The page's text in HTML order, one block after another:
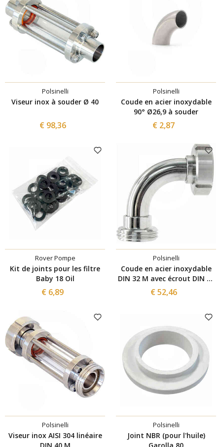
Polsinelli
Viseur inox à souder Ø 40
€ 98,36
Polsinelli
Coude en acier inoxydable
90° Ø26,9 à souder
€ 2,87
Rover Pompe
Kit de joints pour les filtre
Baby 18 Oil
€ 6,89
Polsinelli
Coude en acier inoxydable
DIN 32 M avec écrout DIN 32
F
€ 52,46
Polsinelli
Viseur inox AISI 304 linéaire
DIN 40 M
Polsinelli
Joint NBR (pour l'huile)
Garolla 80